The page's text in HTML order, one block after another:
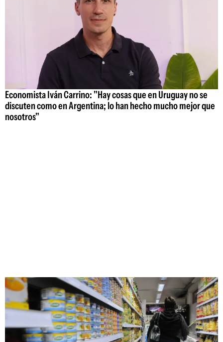
Economista Iván Carrino: "Hay cosas que en Uruguay no se
discuten como en Argentina; lo han hecho mucho mejor que
nosotros"